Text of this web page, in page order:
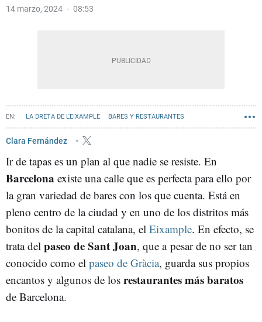
14 marzo, 2024 08:53
LA DRETA DE L'EIXAMPLE BARES Y RESTAURANTES
GASTRONOMÍA PLANES
CALLES DE BARCELONA
Clara Fernández
Ir de tapas es un plan al que nadie se resiste. En
Barcelona existe una calle que es perfecta para ello por
la gran variedad de bares con los que cuenta. Está en
pleno centro de la ciudad y en uno de los distritos más
bonitos de la capital catalana, el Eixample. En efecto, se
trata del paseo de Sant Joan, que a pesar de no ser tan
conocido como el paseo de Gràcia, guarda sus propios
encantos y algunos de los restaurantes más baratos
de Barcelona.